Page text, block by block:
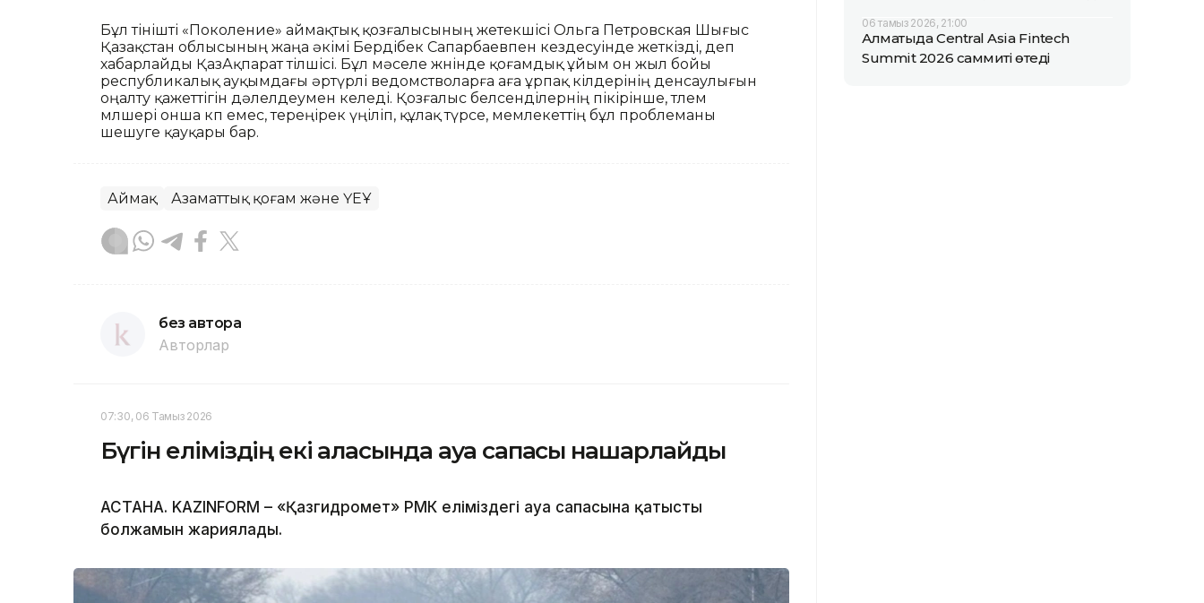
Бұл өтінішті «Поколение» аймақтық қозғалысының жетекшісі Ольга Петровская Шығыс
Қазақстан облысының жаңа әкімі Бердібек Сапарбаевпен кездесуінде жеткізді, деп
хабарлайды ҚазАқпарат тілшісі. Бұл мәселе жөнінде қоғамдық ұйым он жыл бойы
республикалық ауқымдағы әртүрлі ведомстволарға аға ұрпақ өкілдерінің денсаулығын
оңалту қажеттігін дәлелдеумен келеді. Қозғалыс белсенділернің пікірінше, төлем
мөлшері онша көп емес, тереңірек үңіліп, құлақ түрсе, мемлекеттің бұл проблеманы
шешуге қауқары бар.
Аймақ Азаматтық қоғам және ҮЕҰ
без автора
Авторлар
07:30, 06 Тамыз 2026
Бүгін еліміздің екі қаласында ауа сапасы нашарлайды
АСТАНА. KAZINFORM – «Қазгидромет» РМК еліміздегі ауа сапасына қатысты
болжамын жариялады.
06 тамыз 2026, 21:00
Алматыда Central Asia Fintech
Summit 2026 саммиті өтеді